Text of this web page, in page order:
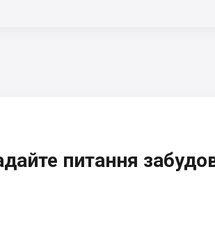
питання